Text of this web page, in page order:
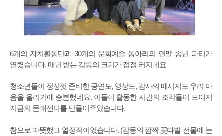
6개의 자치활동단과 30개의 문화예술 동아리의 연말 송년 파티가
열렸습니다. 매년 받는 감동의 크기가 점점 커지네요.
청소년들이 정성껏 준비한 공연도, 영상도, 감사의 메시지도 우리 마
음을 울리기에 충분했네요. 이들이 활동한 시간의 조각들이 모여져
지금의 문래센터를 만들어주었습니다.
참으로 따뜻했고 열정적이었습니다. (감동의 깜짝 꽃다발 선물에 눈